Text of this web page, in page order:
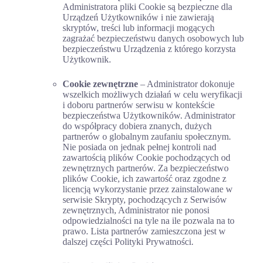
Administratora pliki Cookie są bezpieczne dla
Urządzeń Użytkowników i nie zawierają
skryptów, treści lub informacji mogących
zagrażać bezpieczeństwu danych osobowych lub
bezpieczeństwu Urządzenia z którego korzysta
Użytkownik.
Cookie zewnętrzne– Administrator dokonuje
wszelkich możliwych działań w celu weryfikacji
i doboru partnerów serwisu w kontekście
bezpieczeństwa Użytkowników. Administrator
do współpracy dobiera znanych, dużych
partnerów o globalnym zaufaniu społecznym.
Nie posiada on jednak pełnej kontroli nad
zawartością plików Cookie pochodzących od
zewnętrznych partnerów. Za bezpieczeństwo
plików Cookie, ich zawartość oraz zgodne z
licencją wykorzystanie przez zainstalowane w
serwisie Skrypty, pochodzących z Serwisów
zewnętrznych, Administrator nie ponosi
odpowiedzialności na tyle na ile pozwala na to
prawo. Lista partnerów zamieszczona jest w
dalszej części Polityki Prywatności.